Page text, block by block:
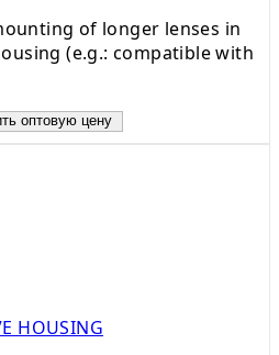
of longer lenses in
(e.g.: compatible with
оптовую цену
HOUSING